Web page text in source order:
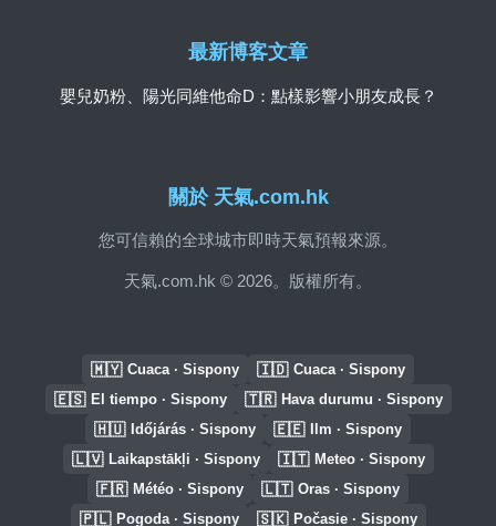
關於 天氣.com.hk
您可信賴的全球城市即時天氣預報來源。
天氣.com.hk © 2026。版權所有。
最新博客文章
嬰兒奶粉、陽光同維他命D：點樣影響小朋友成長？
🇲🇾 Cuaca · Sispony 🇮🇩 Cuaca · Sispony
🇪🇸 El tiempo · Sispony 🇹🇷 Hava durumu · Sispony
🇭🇺 Időjárás · Sispony 🇪🇪 Ilm · Sispony
🇱🇻 Laikapstākļi · Sispony 🇮🇹 Meteo · Sispony
🇫🇷 Météo · Sispony 🇱🇹 Oras · Sispony
🇵🇱 Pogoda · Sispony 🇸🇰 Počasie · Sispony